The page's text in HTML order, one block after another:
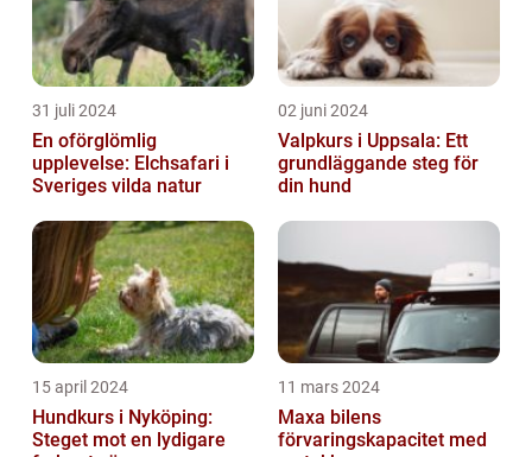
31 juli 2024
En oförglömlig
upplevelse: Elchsafari i
Sveriges vilda natur
02 juni 2024
Valpkurs i Uppsala: Ett
grundläggande steg för
din hund
15 april 2024
Hundkurs i Nyköping:
Steget mot en lydigare
11 mars 2024
Maxa bilens
förvaringskapacitet med